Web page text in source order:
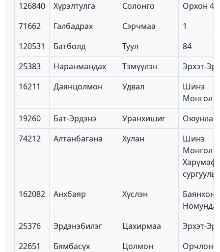
126840
Хүрэлтулга Солонго
Орхон 4
71662
Галбадрах Сэрчмаа
1
120531
Батболд Туул
84
25383
Наранмандах Тэмүүлэн
Эрхэт-
16211
Даянцолмон Удвал
Шинэ
Монгол
19260
Бат-Эрдэнэ Уранхишиг
Оюунлаг
74212
Алтанбагана Хулан
Шинэ
Монгол
сургууль
162082
Анхбаяр Хүслэн
25376
Эрдэнэбилэг Цахирмаа
Эрхэт-
22651
Бямбасүх Цолмон
Орчлон